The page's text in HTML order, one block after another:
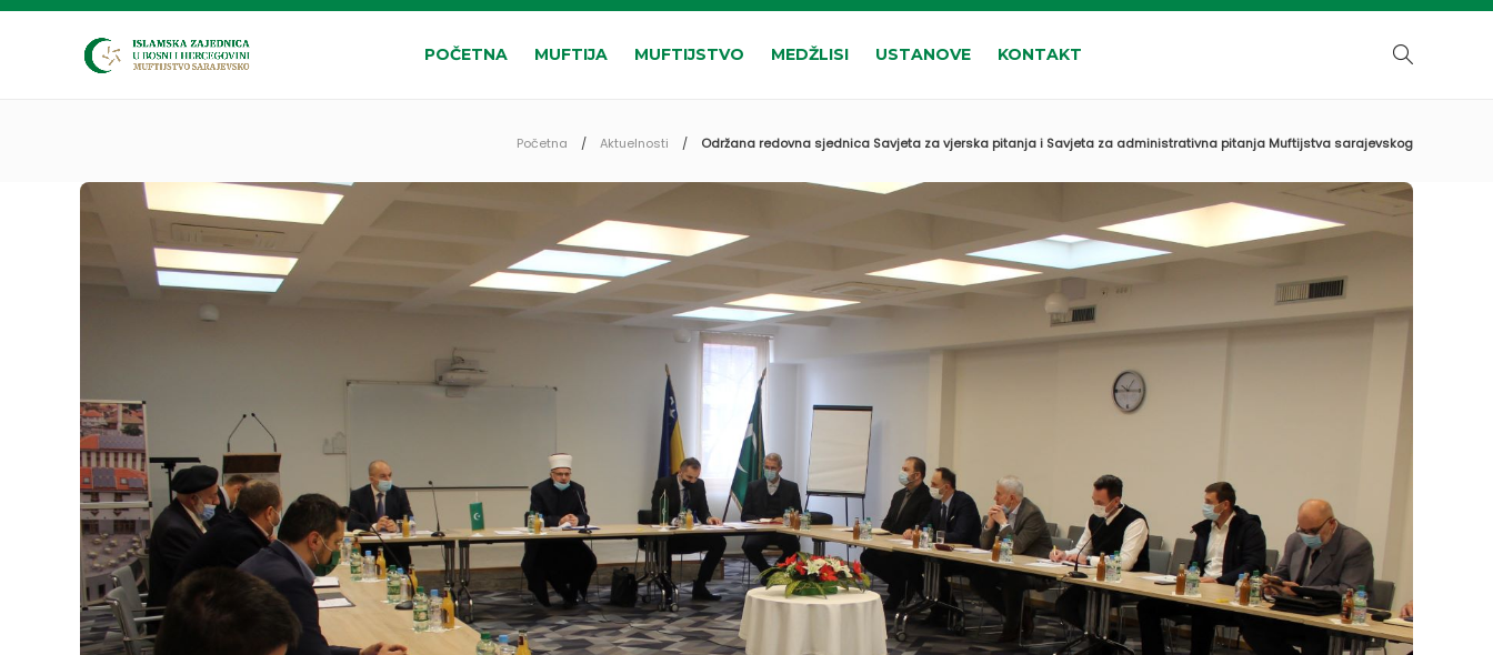
POČETNA MUFTIJA MUFTIJSTVO MEDŽLISI USTANOVE KONTAKT
Početna Aktuelnosti Održana redovna sjednica Savjeta za vjerska pitanja i Savjeta za administrativna pitanja Muftijstva sarajevskog